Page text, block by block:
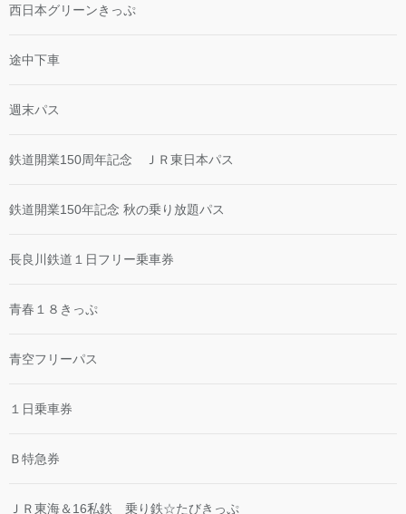
西日本グリーンきっぷ
途中下車
週末パス
鉄道開業150周年記念 ＪＲ東日本パス
鉄道開業150年記念 秋の乗り放題パス
長良川鉄道１日フリー乗車券
青春１８きっぷ
青空フリーパス
１日乗車券
Ｂ特急券
ＪＲ東海＆16私鉄 乗り鉄☆たびきっぷ